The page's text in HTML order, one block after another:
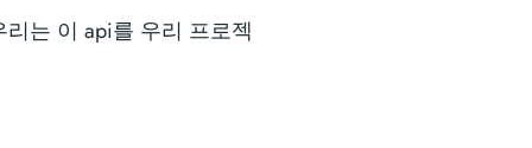
는 이 api를 우리 프로젝